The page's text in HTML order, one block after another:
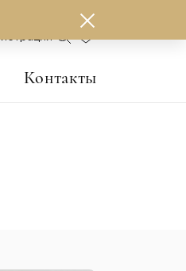
Контакты